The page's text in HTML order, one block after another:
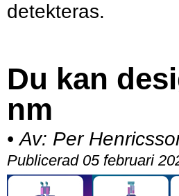
detekteras.
Du kan
nm
• Av: Per
Publicerad 05 februari